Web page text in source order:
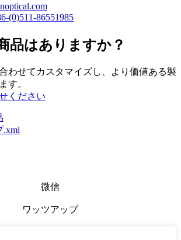
(0)511-86551985
品はありますか？
わせてカスタマイズし、より価値ある製
す。
ください
.xml
微信
ワッツアップ